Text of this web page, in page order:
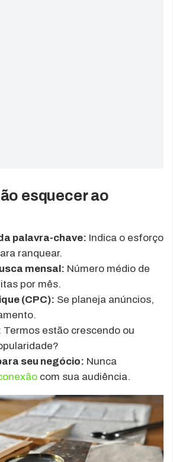
esquecer ao
palavra-chave: Indica o esforço
ranquear.
mensal: Número médio de
por mês.
(CPC): Se planeja anúncios,
Termos estão crescendo ou
seu negócio: Nunca
com sua audiência.